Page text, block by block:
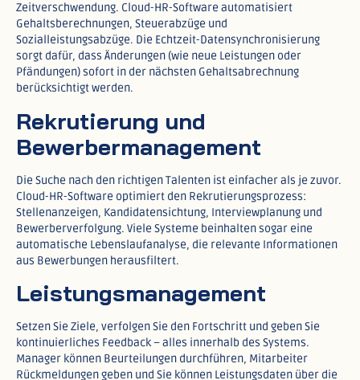
Zeitverschwendung. Cloud-HR-Software automatisiert
Gehaltsberechnungen, Steuerabzüge und
Sozialleistungsabzüge. Die Echtzeit-Datensynchronisierung
sorgt dafür, dass Änderungen (wie neue Leistungen oder
Pfändungen) sofort in der nächsten Gehaltsabrechnung
berücksichtigt werden.​
Rekrutierung und
Bewerbermanagement
Die Suche nach den richtigen Talenten ist einfacher als je zuvor.
Cloud-HR-Software optimiert den Rekrutierungsprozess:
Stellenanzeigen, Kandidatensichtung, Interviewplanung und
Bewerberverfolgung. Viele Systeme beinhalten sogar eine
automatische Lebenslaufanalyse, die relevante Informationen
aus Bewerbungen herausfiltert.​
Leistungsmanagement
Setzen Sie Ziele, verfolgen Sie den Fortschritt und geben Sie
kontinuierliches Feedback – alles innerhalb des Systems.
Manager können Beurteilungen durchführen, Mitarbeiter
Rückmeldungen geben und Sie können Leistungsdaten über die